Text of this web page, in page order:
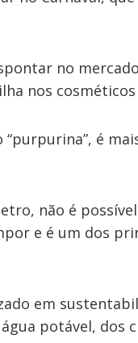
no
nos
é
não é
e é um dos
em
potável, dos